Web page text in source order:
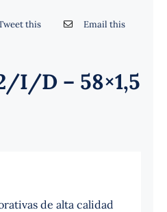
this Email this
I/D – 58×1,5
de alta calidad